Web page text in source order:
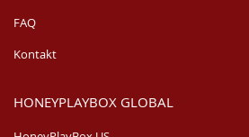
FAQ
Kontakt
HONEYPLAYBOX GLOBAL